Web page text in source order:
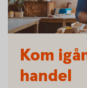
Kom
handel